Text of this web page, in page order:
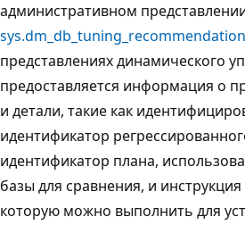
административном
представлениях динамического
предоставляется информация о
и детали, такие как
идентификатор
идентификатор плана,
базы для сравнения, и инструкция
которую можно выполнить для